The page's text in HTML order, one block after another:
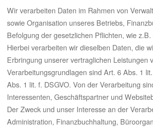
Wir verarbeiten Daten im Rahmen von
sowie Organisation unseres Betriebs,
Befolgung der gesetzlichen Pflichten, wie
Hierbei verarbeiten wir dieselben Daten, die
Erbringung unserer vertraglichen Leistungen
Verarbeitungsgrundlagen sind Art. 6 Abs. 1
Abs. 1 lit. f. DSGVO. Von der Verarbeitung
Interessenten, Geschäftspartner und
Der Zweck und unser Interesse an der
Administration, Finanzbuchhaltung,